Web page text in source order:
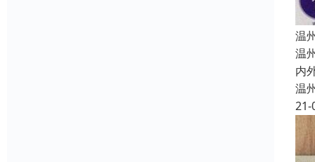
温
温
内
温
21-